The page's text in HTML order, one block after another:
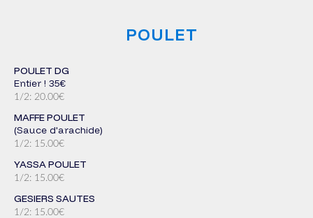
POULET
POULET DG
Entier ! 35€
1/2: 20.00€
MAFFE POULET
(sauce d'arachide)
1/2: 15.00€
YASSA POULET
1/2: 15.00€
GESIERS SAUTES
1/2: 15.00€